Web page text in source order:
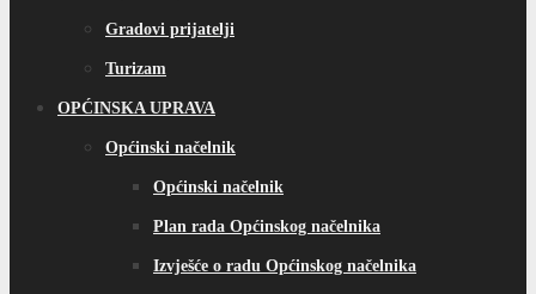
Gradovi prijatelji
Turizam
OPĆINSKA UPRAVA
Općinski načelnik
Općinski načelnik
Plan rada Općinskog načelnika
Izvješće o radu Općinskog načelnika